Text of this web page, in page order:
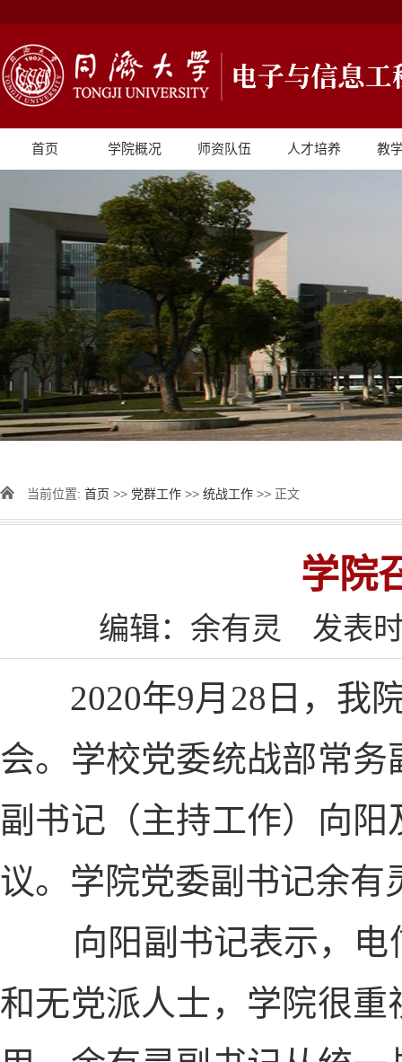
首页 学院概况 师资队伍 人才培养 教
当前位置: 首页 >> 党群工作 >> 统战工作 >> 正文
学院
编辑：余有灵 发表
2020年9月28日，我
会。学校党委统战部常
副书记（主持工作）向
议。学院党委副书记余有
向阳副书记表示，电
和无党派人士，学院很